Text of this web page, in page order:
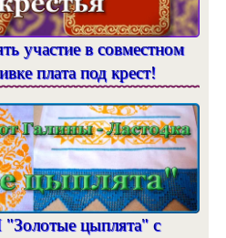
участие в совместном
плата под крест!
цыплята" с